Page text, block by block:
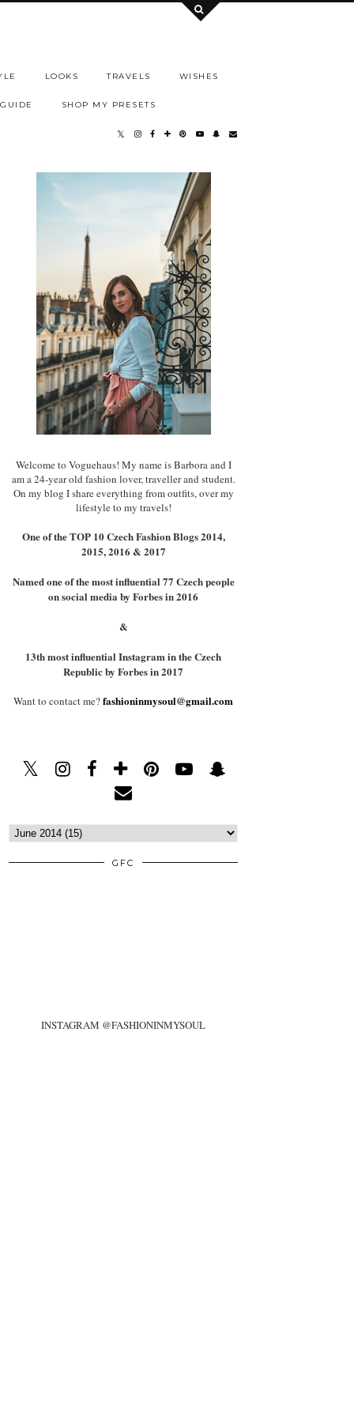
LOOKS TRAVELS WISHES
SHOP MY PRESETS
Welcome to Voguehaus! My name is Barbora and I
am a 24-year old fashion lover, traveller and student.
On my blog I share everything from outfits, over my
lifestyle to my travels!
One of the TOP 10 Czech Fashion Blogs 2014,
2015, 2016 & 2017
Named one of the most influential 77 Czech people
on social media by Forbes in 2016
&
13th most influential Instagram in the Czech
Republic by Forbes in 2017
Want to contact me?fashioninmysoul@gmail.com
GFC
INSTAGRAM @FASHIONINMYSOUL